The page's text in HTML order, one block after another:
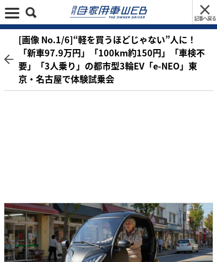
記事へ戻る
[画像 No.1/6]“軽を買うほどじゃない”人に！
「新車97.9万円」「100km約150円」「車検不
要」「3人乗り」の都市型3輪EV「e-NEO」東
京・名古屋で体験試乗会